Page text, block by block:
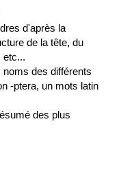
d'après la
de la tête, du
etc...
des différents
-ptera, un mots latin
des plus